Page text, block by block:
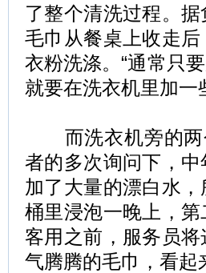
了整个清洗过程。
毛巾从餐桌上收走
衣粉洗涤。“通常只
就要在洗衣机里加一
而洗衣机旁的两
者的多次询问下，
加了大量的漂白水
桶里浸泡一晚上，
客用之前，服务员
气腾腾的毛巾，看起